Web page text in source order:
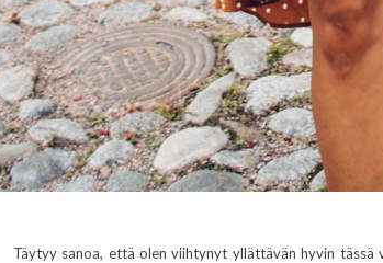
Täytyy sanoa, että olen viihtynyt yllättävän hyvin tässä